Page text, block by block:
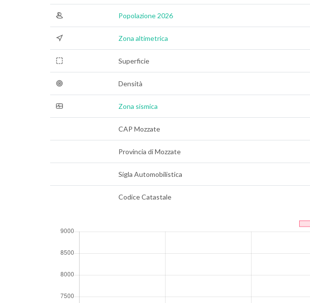
Popolazione 2026
Zona altimetrica
Superficie
Densità
Zona sismica
CAP Mozzate
Provincia di Mozzate
Sigla Automobilistica
Codice Catastale